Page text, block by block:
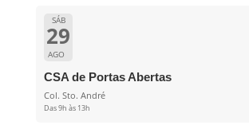
SÁB
29
AGO
CSA de Portas Abertas
Col. Sto. André
Das 9h às 13h